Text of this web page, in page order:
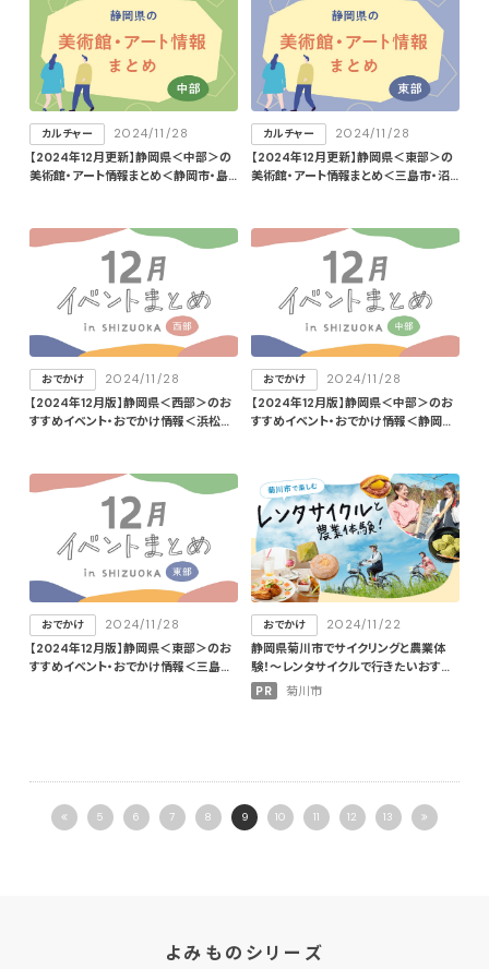
カルチャー
2024/11/28
【2024年12月更新】静岡県＜中部＞の
美術館・アート情報まとめ＜静岡市・島
カルチャー
2024/11/28
【2024年12月更新】静岡県＜東部＞の
美術館・アート情報まとめ＜三島市・沼
おでかけ
2024/11/28
【2024年12月版】静岡県＜西部＞のお
すすめイベント・おでかけ情報＜浜松
おでかけ
2024/11/28
【2024年12月版】静岡県＜中部＞のお
すすめイベント・おでかけ情報＜静岡
おでかけ
2024/11/28
【2024年12月版】静岡県＜東部＞のお
すすめイベント・おでかけ情報＜三島
おでかけ
2024/11/22
静岡県菊川市でサイクリングと農業体
験！〜レンタサイクルで行きたいおすす
めおでかけ＆ランチスポット〜
PR 菊川市
5 6 7 8 9 10 11 12 13
よみものシリーズ